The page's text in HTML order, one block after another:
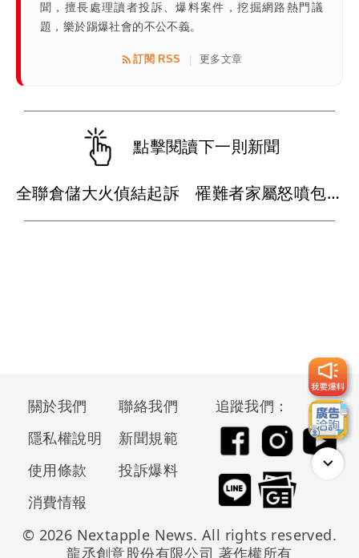
聞，擅長處理讀者投訴、爆料案件，挖掘網路熱門議
題，樂於踢爆社會的不公不義。
訂閱 RSS 更多文章
點擊閱讀下一則新聞
全聯倉儲大火偵結起訴 罹難者家屬怒噴包商無誠意 和解談不攏
關於我們
聯絡我們
隱私權說明
新聞規範
使用條款
投訴爆料
消費情報
追蹤我們：
© 2026 Nextapple News. All rights reserved.
龍丞創意股份有限公司 著作權所有